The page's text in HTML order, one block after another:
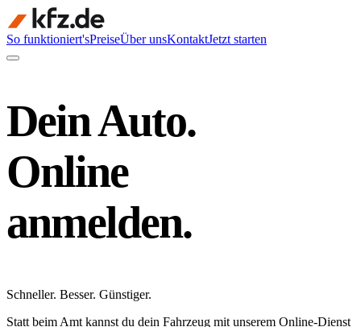
So funktioniert'sPreiseÜber unsKontaktJetzt starten
Dein Auto.
Online
anmelden.
Schneller. Besser. Günstiger.
Statt beim Amt kannst du dein Fahrzeug mit unserem Online-Dienst